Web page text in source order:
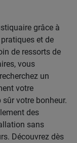
grâce à
et de
de ressorts de
vous
un
votre
votre bonheur.
des
sans
Découvrez dès